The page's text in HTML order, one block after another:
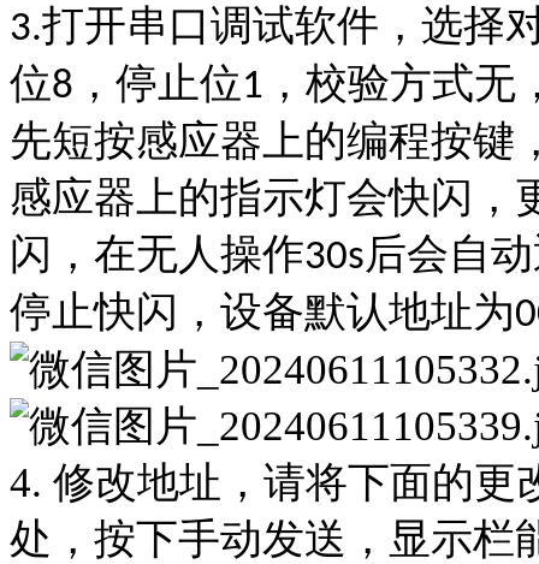
3.打开串口调试软件，选择
位8 ，停止位1 ，校验方式
先短按感应器上的编程按键
感应器上的指示灯会快闪，
闪，在无人操作30s后会自
停止快闪，设备默认地址为
4. 修改地址，请将下面的更
处，按下手动发送，显示栏